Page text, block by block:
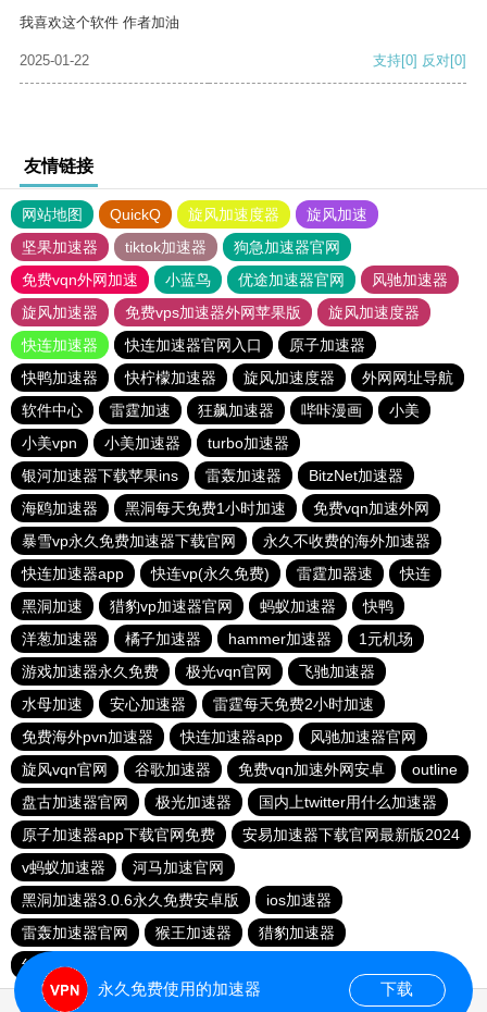
我喜欢这个软件 作者加油
2025-01-22 支持[0] 反对[0]
友情链接
网站地图 QuickQ 旋风加速度器
旋风加速
坚果加速器
tiktok加速器
狗急加速器官网
免费vqn外网加速
小蓝鸟 优途加速器官网
风驰加速器
旋风加速器
免费vps加速器外网苹果版
旋风加速度器
快连加速器
快连加速器官网入口
原子加速器
快鸭加速器
快柠檬加速器 旋风加速度器
外网网址导航
软件中心
雷霆加速 狂飙加速器 哔咔漫画
小美
小美vpn
小美加速器
turbo加速器
银河加速器下载苹果ins
雷轰加速器
BitzNet加速器
海鸥加速器
黑洞每天免费1小时加速
免费vqn加速外网
暴雪vp永久免费加速器下载官网
永久不收费的海外加速器
快连加速器app
快连vp(永久免费) 雷霆加器速
快连
黑洞加速
猎豹vp加速器官网 蚂蚁加速器
快鸭
洋葱加速器
橘子加速器 hammer加速器
1元机场
游戏加速器永久免费
极光vqn官网
飞驰加速器
水母加速
安心加速器
雷霆每天免费2小时加速
免费海外pvn加速器
快连加速器app
风驰加速器官网
旋风vqn官网
谷歌加速器 免费vqn加速外网安卓
outline
盘古加速器官网
极光加速器
国内上twitter用什么加速器
原子加速器app下载官网免费
安易加速器下载官网最新版2024
v蚂蚁加速器
河马加速官网
黑洞加速器3.0.6永久免费安卓版
ios加速器
雷轰加速器官网
猴王加速器
猎豹加速器
红海pro加速器
永久免费使用的加速器 下载